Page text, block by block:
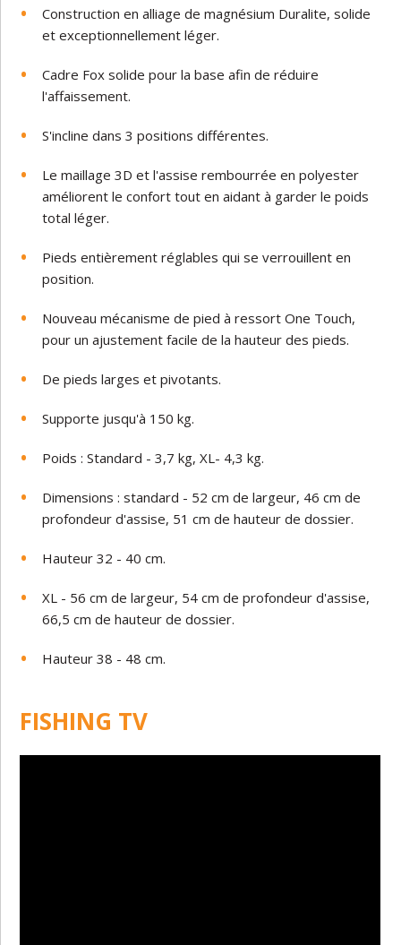
Construction en alliage de magnésium Duralite, solide
et exceptionnellement léger.
Cadre Fox solide pour la base afin de réduire
l'affaissement.
S'incline dans 3 positions différentes.
Le maillage 3D et l'assise rembourrée en polyester
améliorent le confort tout en aidant à garder le poids
total léger.
Pieds entièrement réglables qui se verrouillent en
position.
Nouveau mécanisme de pied à ressort One Touch,
pour un ajustement facile de la hauteur des pieds.
De pieds larges et pivotants.
Supporte jusqu'à 150 kg.
Poids : Standard - 3,7 kg, XL- 4,3 kg.
Dimensions : standard - 52 cm de largeur, 46 cm de
profondeur d'assise, 51 cm de hauteur de dossier.
Hauteur 32 - 40 cm.
XL - 56 cm de largeur, 54 cm de profondeur d'assise,
66,5 cm de hauteur de dossier.
Hauteur 38 - 48 cm.
FISHING TV